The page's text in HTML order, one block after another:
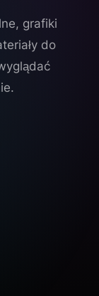
grafiki
do